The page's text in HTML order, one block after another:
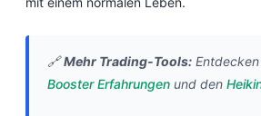
🔗Mehr Trading-Tools:
Booster Erfahrungen und den